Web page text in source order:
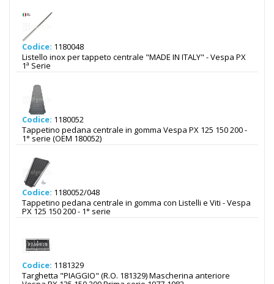
Codice: 1180048
Listello inox per tappeto centrale "MADE IN ITALY" - Vespa PX
1ª Serie
Codice: 1180052
Tappetino pedana centrale in gomma Vespa PX 125 150 200 -
1° serie (OEM 180052)
Codice: 1180052/048
Tappetino pedana centrale in gomma con Listelli e Viti - Vespa
PX 125 150 200 - 1° serie
Codice: 1181329
Targhetta "PIAGGIO" (R.O. 181329) Mascherina anteriore